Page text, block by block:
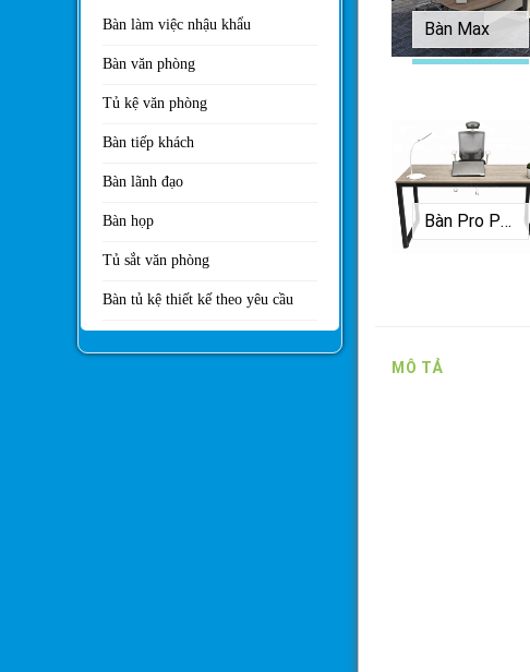
Bàn Max
Bàn Pro P1470
MÔ TẢ
Bàn làm việc nhậu khẩu
Bàn văn phòng
Tủ kệ văn phòng
Bàn tiếp khách
Bàn lãnh đạo
Bàn họp
Tủ sắt văn phòng
Bàn tủ kệ thiết kế theo yêu cầu